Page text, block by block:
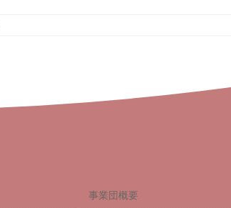
事業団概要